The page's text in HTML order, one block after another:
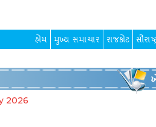
હોમ મુખ્ય સમાચાર રાજકોટ
2026